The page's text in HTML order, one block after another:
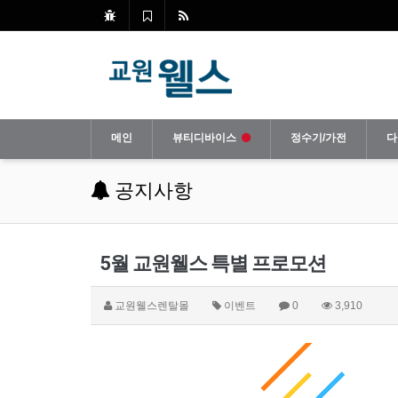
메인 뷰티디바이스 정수기/가전
공지사항
5월 교원웰스 특별 프로모션
교원웰스렌탈몰 이벤트 0 3,910